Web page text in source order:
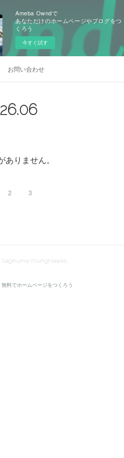
Ameba Owndで
あなただけのホームページやブログをつ
くろう
今すぐ試す
お問い合わせ
.06
ありません。
2 3
Saginuma YoungHawks
AmebaOwnd
無料でホームページをつくろう